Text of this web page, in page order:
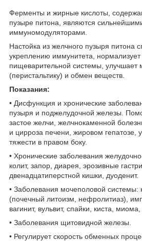
Ферменты и жирные кислоты,
пузыре питона, являются
иммуномодуляторами.
Настойка из желчного пузыря питона
укреплению иммунитета, нормализует
пищеварительной системы, улучшает
(перистальтику) и обмен веществ.
Показания:
• Дисфункция и хронические
пузыря и поджелудочной железы.
застое желчи, желчнокаменной
и цирроза печени, жировом гепатозе,
тяжести в правом боку.
• Хронические заболевания
колит, запор, диарея, эрозивные
двенадцатиперстной кишки, дуоденит.
• Заболевания мочеполовой системы:
(почечный литоизм, нефролитиаз),
вагинит, вульвит, спайки, киста,
• Заболевания щитовидной железы.
• Регулирует скорость обменных